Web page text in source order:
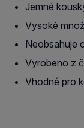
Jemné
Vysoké
Neobsahuje
Vyrobeno z
Vhodné pro